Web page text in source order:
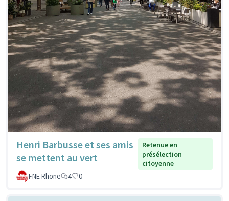
Henri Barbusse et ses amis
se mettent au vert
Retenue en
présélection
citoyenne
FNE Rhone
4 0